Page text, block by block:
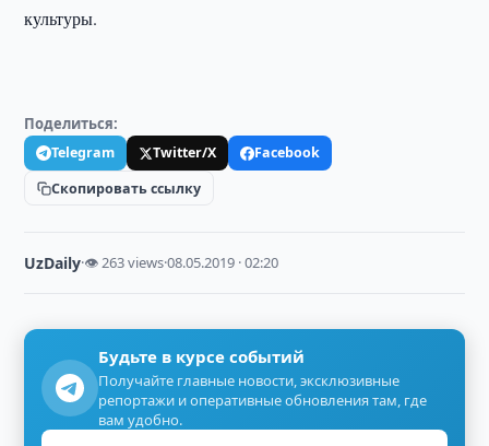
культуры.
Поделиться:
Telegram Twitter/X
Facebook
Скопировать ссылку
UzDaily·👁 263 views·08.05.2019 · 02:20
Будьте в курсе событий
Получайте главные новости, эксклюзивные
репортажи и оперативные обновления там, где
вам удобно.